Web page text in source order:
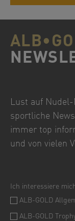
Lust auf Nudel-
sportliche
immer top
und von vielen